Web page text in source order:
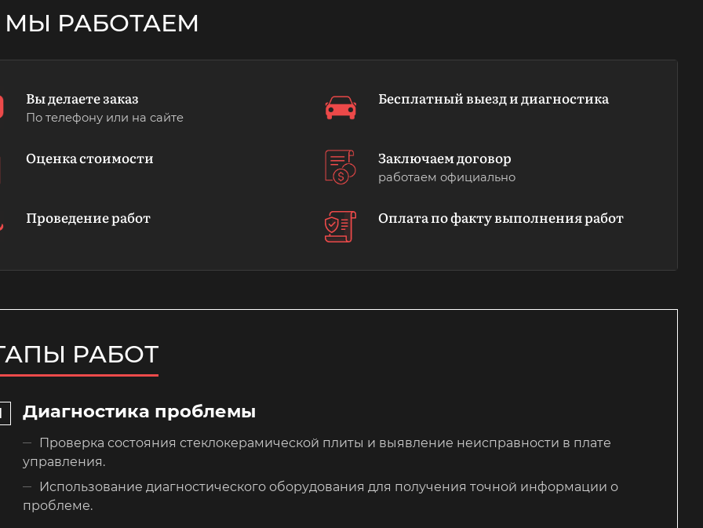
МЫ РАБОТАЕМ
Вы делаете заказ
По телефону или на сайте
Бесплатный выезд и диагностика
Оценка стоимости Заключаем договор
работаем официально
Проведение работ Оплата по факту выполнения работ
РАБОТ
Диагностика проблемы
Проверка состояния стеклокерамической плиты и выявление неисправности в плате
управления.
Использование диагностического оборудования для получения точной информации о
проблеме.